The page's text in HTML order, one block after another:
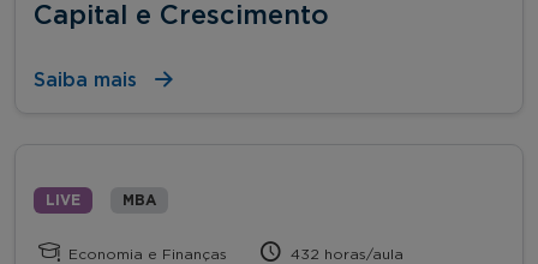
Capital e Crescimento
Saiba mais
LIVE MBA
Economia e Finanças 432 horas/aula